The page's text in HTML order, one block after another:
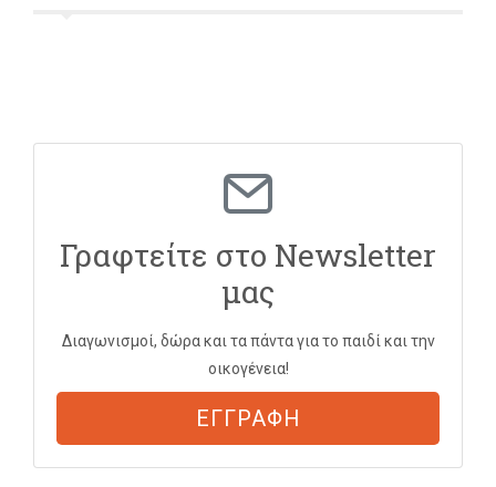
Γραφτείτε στο Newsletter
μας
Διαγωνισμοί, δώρα και τα πάντα για το παιδί και την
οικογένεια!
ΕΓΓΡΑΦΗ